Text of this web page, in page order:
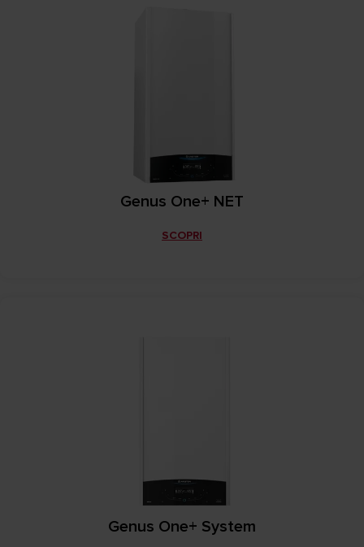
Genus One+ NET
SCOPRI
Genus One+ System